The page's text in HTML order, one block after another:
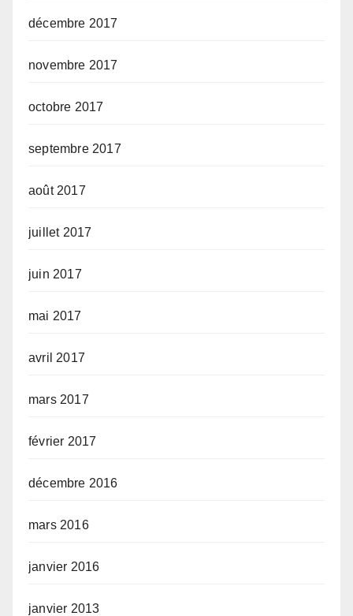
décembre 2017
novembre 2017
octobre 2017
septembre 2017
août 2017
juillet 2017
juin 2017
mai 2017
avril 2017
mars 2017
février 2017
décembre 2016
mars 2016
janvier 2016
janvier 2013